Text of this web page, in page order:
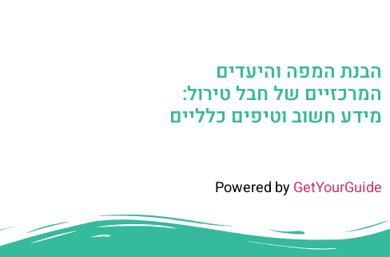
הבנת המפה והיעדים
המרכזיים של חבל טירול:
מידע חשוב וטיפים כלליים
Powered byGetYourGuide